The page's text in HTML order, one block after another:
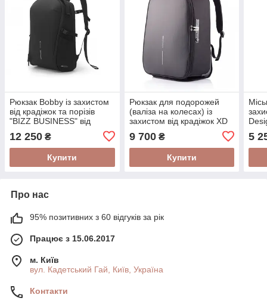
Рюкзак Bobby із захистом
від крадіжок та порізів
"BIZZ BUSINESS" від
Design
12 250 ₴
Купити
Рюкзак для подорожей
(валіза на колесах) із
захистом від крадіжок XD
Design Bobby "Backpack
Trolley"
9 700₴
Купити
5
Про нас
95% позитивних з 60 відгуків за рік
Працює з 15.06.2017
м. Київ
вул. Кадетський Гай, Київ, Україна
Контакти